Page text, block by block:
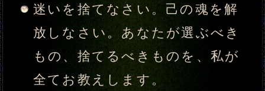
先読みの演算により弾き出され
し5年後のあなたの姿
比令関数から読み解く、この先
あなたを待ち受ける試練と、そ